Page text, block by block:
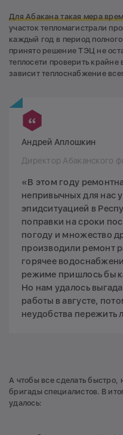
Для Абакана такая мера
участок тепломагистрали
каждый год в период
принято решение ТЭЦ не
теплосети проверить крайне
зависит теплоснабжение
Андрей Аплошкин
Директор Абаканского
«В этом году
непривычных для нас
эпидситуацией в
поправки на сроки
погоду и множество
производили ремонт
горячее
режиме пришлось бы
Но нам удалось
работы в августе,
неудобства пережить
А чтобы все сделать быстро,
бригады специалистов. В
удалось: